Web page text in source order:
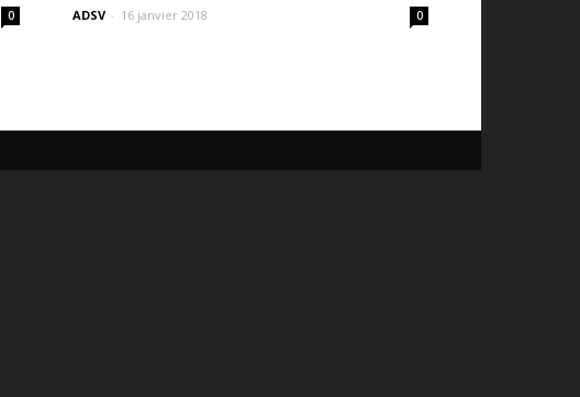
0 ADSV - 16 janvier 2018 0